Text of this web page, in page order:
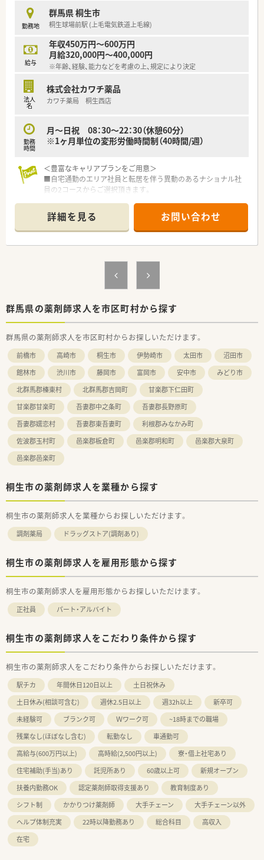
柔軟に対応します。
【職場環境と雰囲気】
■ノルマが厳しく設定されていない「ゆるやかな社風」が特徴で
あり、1人あたりの業務負担が適切に管理されているため余裕を
持って勤務できます。
■東証プライム上場グループとしてコンプライアンス遵守を徹
されています。
■スタッフ同士の人間関係が良好な店舗が多く、他店からのヘル
【こんな取り組みをしています】
う「健康教室」を開催し、薬剤師が地域医療の主役として活躍す
る場を設けています。
■音声入力システム「ENIFvoice」を全店に導入しており、薬歴作
■調剤過誤防止研究会を定期的に開催し、全社で研究会報を共有
することで、過去の事例を教訓とした安全な調剤環境の構築に努
勤務地
群馬県 桐生市
桐生球場前駅 (上毛電気鉄道上毛線)
給与
年収450万円～600万円
月給320,000円～400,000円
※年齢、経験、能力などを考慮の上、規定により決定
法人
名
株式会社カワチ薬品
カワチ薬局 桐生西店
勤務
時間
月～日祝 08：30～22：30（休憩60分）
※1ヶ月単位の変形労働時間制（40時間/週）
＜豊富なキャリアプランをご用意＞
■自宅通勤のエリア社員と転居を伴う異動のあるナショナル社
員の2コースからご選択頂きます。
ャリアビジョンも描けます。
■OTC店舗では第一類医薬品販売、市販薬の問い合わせ対応、調
剤併設店では調剤・投薬・監査も加わります。
■面接時にご意向をお伺いし、接客メインで頑張りたい方はOTC
の仕組みやビジネスマナーを習得致します。
■入社1～3年目の方を対象に集中研修もございます。より高度
な技能を身に付け、会社の将来についても理解を深めます。
■他にも店舗でのOJT研修やOTC講座(eラーニング)、DI室との連
携などスキルアップのための教育研修やサポートシステムを用
意しています。
＜安定経営が強みの企業です！＞
■売上比：小売47.8％、雑貨28.0％、化粧品7.1％、医薬品17.1％
と生活用品の売上が大きく安定した経営が実現できておりま
す。
■診療報酬の改定など年々調剤薬局の収益は厳しい見通しとな
る中で、その他部門で安定収益を得られることはカワチ薬品の強
みとなります。
＜こんな店舗です＞
■近隣の医療機関より面で処方箋を受け付けております。
り、複数の科目を学ぶことができます。
■1日の処方枚数は20～30枚程度。常勤の薬剤師さん1名とパー
ト薬剤師さん複数名で運営してます。
等を採用しています。
■桐生球場前駅が近く、小倉クラッチ・スタジアムも車ですぐで
す♪
■カワチ薬品は東日本を中心にドラッグストア355店（内調剤併
ており品揃え数も業界随一です。
■「地域の人々の健康を支えたい」という思いを大事にされてい
る方、ぜひご応募ください。
詳細を見る お問い合わせ
群馬県の薬剤師求人を市区町村から探す
群馬県の薬剤師求人を市区町村からお探しいただけます。
前橋市 高崎市 桐生市 伊勢崎市 太田市
沼田市
館林市
渋川市 藤岡市 富岡市 安中市
みどり市
北群馬郡榛東村
北群馬郡吉岡町
甘楽郡下仁田町
甘楽郡甘楽町
吾妻郡中之条町
吾妻郡長野原町
吾妻郡嬬恋村
吾妻郡東吾妻町
利根郡みなかみ町
佐波郡玉村町
邑楽郡板倉町 邑楽郡明和町
邑楽郡大泉町
邑楽郡邑楽町
桐生市の薬剤師求人を業種から探す
桐生市の薬剤師求人を業種からお探しいただけます。
調剤薬局 ドラッグストア(調剤あり)
桐生市の薬剤師求人を雇用形態から探す
桐生市の薬剤師求人を雇用形態からお探しいただけます。
正社員 パート・アルバイト
桐生市の薬剤師求人をこだわり条件から探す
桐生市の薬剤師求人をこだわり条件からお探しいただけます。
駅チカ 年間休日120日以上
土日祝休み
土日休み(相談可含む)
週休2.5日以上 週32h以上
新卒可
未経験可
ブランク可 Ｗワーク可
~18時までの職場
残業なし(ほぼなし含む)
転勤なし
車通勤可
高給与(600万円以上)
高時給(2,500円以上)
寮・借上社宅あり
住宅補助(手当)あり
託児所あり 60歳以上可
新規オープン
扶養内勤務OK
認定薬剤師取得支援あり
教育制度あり
シフト制
かかりつけ薬剤師 大手チェーン
大手チェーン以外
ヘルプ体制充実
22時以降勤務あり 総合科目
高収入
在宅